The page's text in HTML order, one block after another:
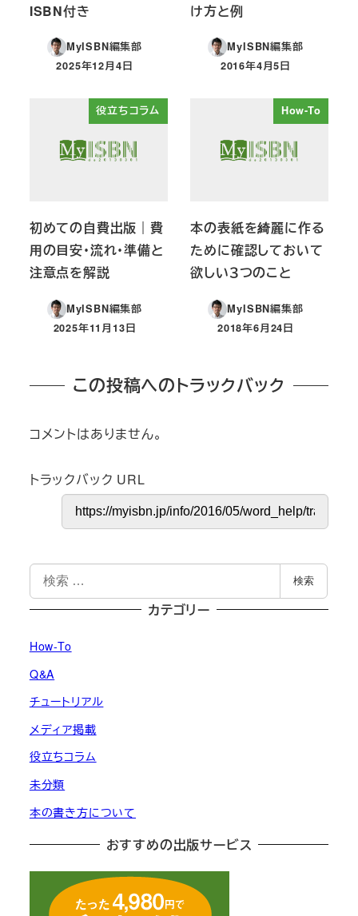
ISBN付き
MyISBN編集部
投稿日
2025年12月4日
け方と例
MyISBN編集部
投稿日
2016年4月5日
役立ちコラム
初めての自費出版｜費
用の目安・流れ・準備と
注意点を解説
MyISBN編集部
投稿日
2025年11月13日
How-To
本の表紙を綺麗に作る
ために確認しておいて
欲しい３つのこと
MyISBN編集部
投稿日
2018年6月24日
この投稿へのトラックバック
コメントはありません。
トラックバック URL
検
索
検索
カテゴリー
How-To
Q&A
チュートリアル
メディア掲載
役立ちコラム
未分類
本の書き方について
おすすめの出版サービス